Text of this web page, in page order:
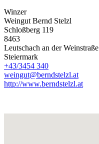
Winzer
Weingut Bernd Stelzl
Schloßberg 119
8463
Leutschach an der Weinstraße
Steiermark
+43/3454 340
weingut@berndstelzl.at
http://www.berndstelzl.at